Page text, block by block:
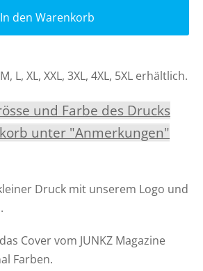
In den Warenkorb
L, XL, XXL, 3XL, 4XL, 5XL erhältlich.
und Farbe des Drucks
unter "Anmerkungen"
Druck mit unserem Logo und
Cover vom JUNKZ Magazine
Farben.